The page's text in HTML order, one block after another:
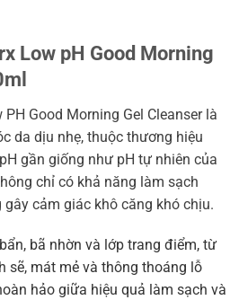
Low pH Good Morning
Good Morning Gel Cleanser là
da dịu nhẹ, thuộc thương hiệu
gần giống như pH tự nhiên của
chỉ có khả năng làm sạch
cảm giác khô căng khó chịu.
bã nhờn và lớp trang điểm, từ
sẽ, mát mẻ và thông thoáng lỗ
hảo giữa hiệu quả làm sạch và